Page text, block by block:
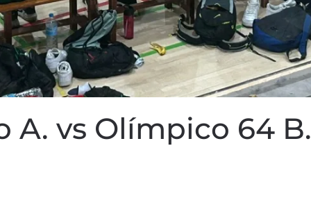
A. vs Olímpico 64 B.